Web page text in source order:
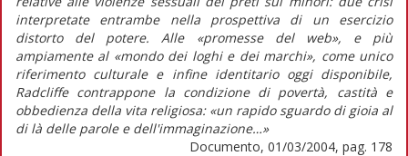
interpretate entrambe nella prospettiva di un esercizio
distorto del potere. Alle «promesse del web», e più
ampiamente al «mondo dei loghi e dei marchi», come unico
riferimento culturale e infine identitario oggi disponibile,
Radcliffe contrappone la condizione di povertà, castità e
obbedienza della vita religiosa: «un rapido sguardo di gioia al
di là delle parole e dell'immaginazione…»
Documento, 01/03/2004, pag. 178